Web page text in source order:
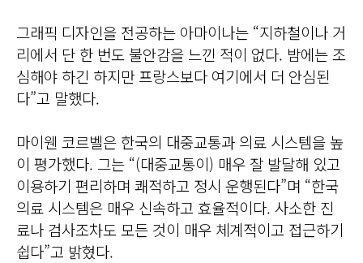
그래픽 디자인을 전공하는 아마이나는 “지하철이나 거
리에서 단 한 번도 불안감을 느낀 적이 없다. 밤에는 조
심해야 하긴 하지만 프랑스보다 여기에서 더 안심된
다”고 말했다.
마이웬 코르벨은 한국의 대중교통과 의료 시스템을 높
이 평가했다. 그는 “(대중교통이) 매우 잘 발달해 있고
이용하기 편리하며 쾌적하고 정시 운행된다”며 “한국
의료 시스템은 매우 신속하고 효율적이다. 사소한 진
료나 검사조차도 모든 것이 매우 체계적이고 접근하기
쉽다”고 밝혔다.